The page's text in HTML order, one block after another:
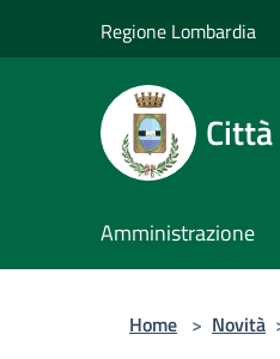
Regione Lombardia
Amministrazione
Home > Novità